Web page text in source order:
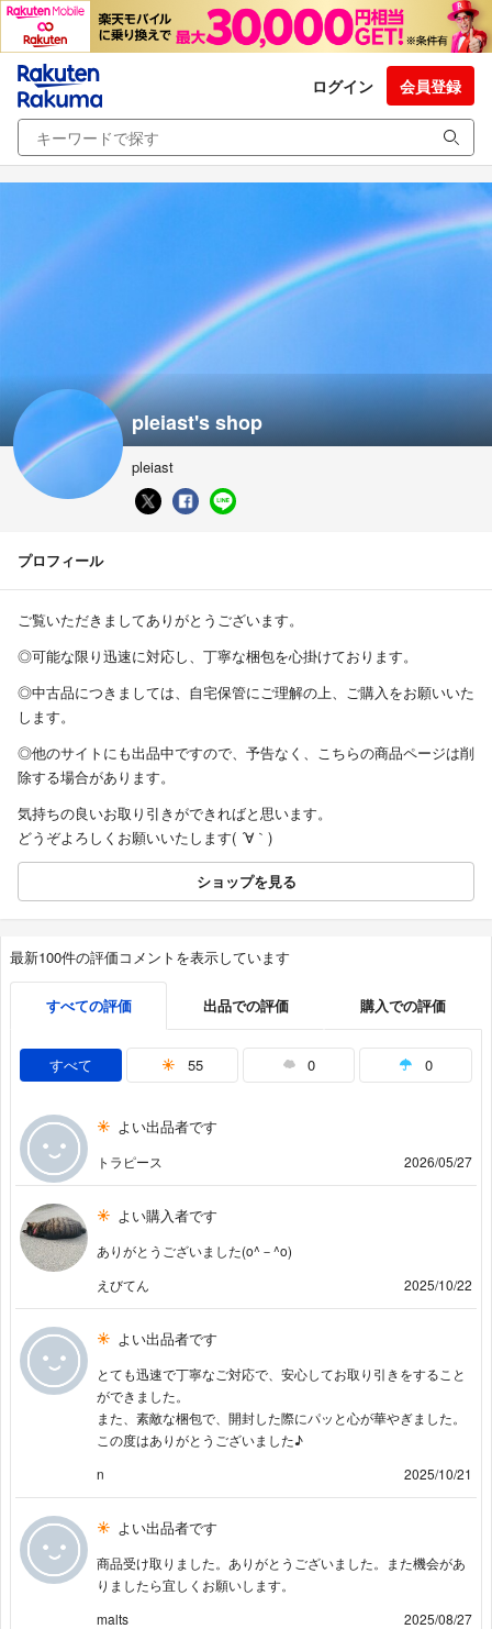
ログイン 会員登録
pleiast's shop
pleiast
プロフィール
ご覧いただきましてありがとうございます。
◎可能な限り迅速に対応し、丁寧な梱包を心掛けております。
◎中古品につきましては、自宅保管にご理解の上、ご購入をお願いいた
します。
◎他のサイトにも出品中ですので、予告なく、こちらの商品ページは削
除する場合があります。
気持ちの良いお取り引きができればと思います。
どうぞよろしくお願いいたします( ´∀｀)
ショップを見る
最新100件の評価コメントを表示しています
すべての評価 出品での評価 購入での評価
すべて 55 0 0
よい出品者です
トラピース 2026/05/27
よい購入者です
ありがとうございました(o^－^o)
えびてん
2025/10/22
よい出品者です
とても迅速で丁寧なご対応で、安心してお取り引きをすること
ができました。
また、素敵な梱包で、開封した際にパッと心が華やぎました。
この度はありがとうございました♪
n
2025/10/21
よい出品者です
商品受け取りました。ありがとうございました。また機会があ
りましたら宜しくお願いします。
malts
2025/08/27